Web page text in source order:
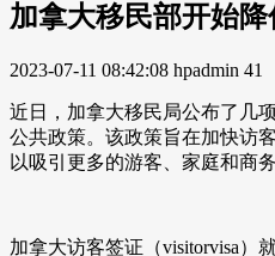
加拿大移民部开始
2023-07-11 08:42:08 hpadmin 41
近日，加拿大移民局公布了几
公共政策。该政策旨在加快访
以吸引更多的游客、家庭和商
加拿大访客签证（visitorvisa）